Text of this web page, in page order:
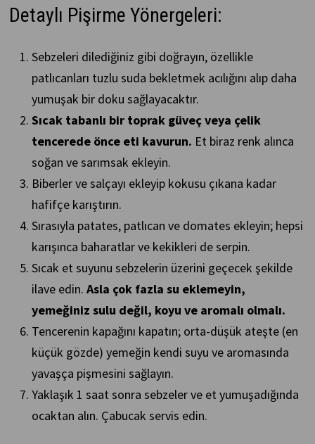
Detaylı Pişirme Yönergeleri:
Sebzeleri dilediğiniz gibi doğrayın, özellikle
patlıcanları tuzlu suda bekletmek acılığını alıp daha
yumuşak bir doku sağlayacaktır.
Sıcak tabanlı bir toprak güveç veya çelik
tencerede önce eti kavurun. Et biraz renk alınca
soğan ve sarımsak ekleyin.
Biberler ve salçayı ekleyip kokusu çıkana kadar
hafifçe karıştırın.
Sırasıyla patates, patlıcan ve domates ekleyin; hepsi
karışınca baharatlar ve kekikleri de serpin.
Sıcak et suyunu sebzelerin üzerini geçecek şekilde
ilave edin. Asla çok fazla su eklemeyin,
yemeğiniz sulu değil, koyu ve aromalı olmalı.
Tencerenin kapağını kapatın; orta-düşük ateşte (en
küçük gözde) yemeğin kendi suyu ve aromasında
yavaşça pişmesini sağlayın.
Yaklaşık 1 saat sonra sebzeler ve et yumuşadığında
ocaktan alın. Çabucak servis edin.